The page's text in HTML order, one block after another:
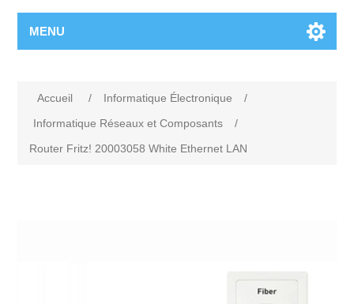
MENU
Accueil / Informatique Électronique
/
Informatique Réseaux et Composants
/
Router Fritz! 20003058 White Ethernet LAN